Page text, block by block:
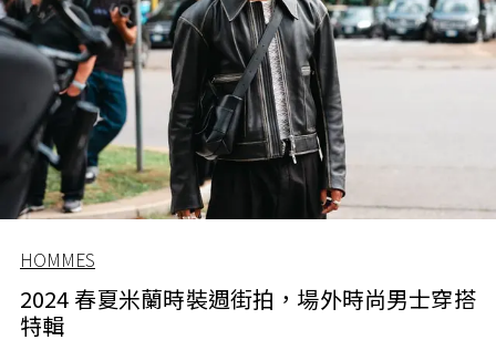
HOMMES
2024 春夏米蘭時裝週街拍，場外時尚男士穿搭
特輯